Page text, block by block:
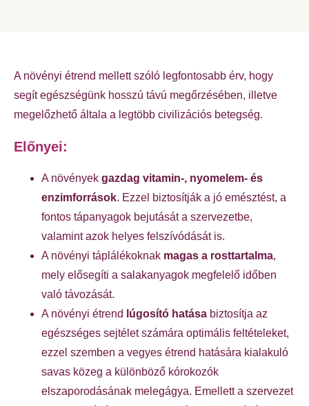
A növényi étrend mellett szóló legfontosabb érv, hogy
segít egészségünk hosszú távú megőrzésében, illetve
megelőzhető általa a legtöbb civilizációs betegség.
Előnyei:
A növények gazdag vitamin-, nyomelem- és
enzimforrások. Ezzel biztosítják a jó emésztést, a
fontos tápanyagok bejutását a szervezetbe,
valamint azok helyes felszívódását is.
A növényi táplálékoknak magas a rosttartalma,
mely elősegíti a salakanyagok megfelelő időben
való távozását.
A növényi étrend
lúgosító hatása biztosítja az
egészséges sejtélet számára optimális feltételeket,
ezzel szemben a vegyes étrend hatására kialakuló
savas közeg a különböző kórokozók
elszaporodásának melegágya. Emellett a szervezet